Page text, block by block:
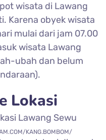
wisata di Lawang
Karena obyek wisata
mulai dari jam 07.00
wisata Lawang
ubah dan belum
Lokasi
KANG.BOMBOM/